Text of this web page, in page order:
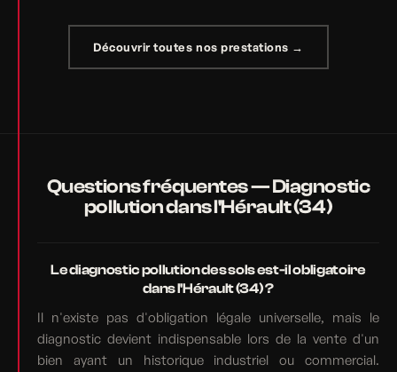
Découvrir toutes nos prestations →
Questions fréquentes — Diagnostic
pollution dans l'Hérault (34)
Le diagnostic pollution des sols est-il obligatoire
dans l'Hérault (34) ?
Il n'existe pas d'obligation légale universelle, mais le
diagnostic devient indispensable lors de la vente d'un
bien ayant un historique industriel ou commercial.